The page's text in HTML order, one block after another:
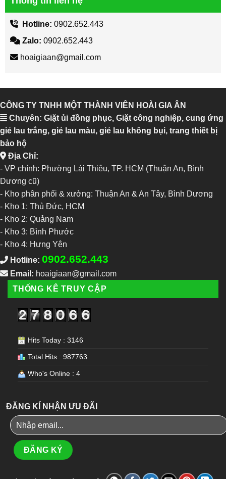
Hotline: 0902.652.443
Zalo: 0902.652.443
hoaigiaan@gmail.com
CÔNG TY TNHH MỘT THÀNH VIÊN HOÀI GIA ÂN
Chuyên: Giặt ủi đồng phục, Giặt công nghiệp, cung ứng
giẻ lau trắng, giẻ lau màu, giẻ lau không bụi, trang thiết bị
bảo hộ
Địa Chỉ:
- VP chính: Phường Lái Thiêu, TP. HCM (Thuận An, Bình
Dương cũ)
- Kho phân phối & xưởng: Thuận An & An Tây, Bình Dương
- Kho 1: Thủ Đức, HCM
- Kho 2: Quảng Nam
- Kho 3: Bình Phước
- Kho 4: Hưng Yên
Hotline: 0902.652.443
Email: hoaigiaan@gmail.com
THỐNG KÊ TRUY CẬP
Hits Today : 3146
Total Hits : 987763
Who's Online : 4
ĐĂNG KÍ NHẬN ƯU ĐÃI